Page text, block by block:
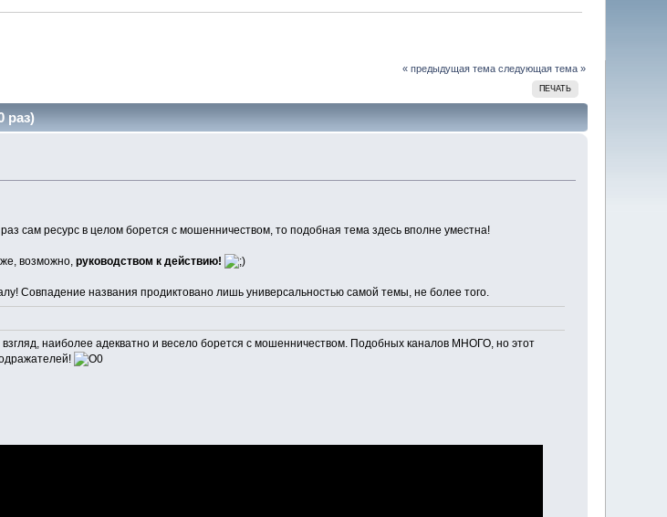
« предыдущая тема следующая тема »
ПЕЧАТЬ
раз)
сам ресурс в целом борется с мошенничеством, то подобная тема здесь вполне уместна!
возможно, руководством к действию!
Совпадение названия продиктовано лишь универсальностью самой темы, не более того.
наиболее адекватно и весело борется с мошенничеством. Подобных каналов МНОГО, но этот